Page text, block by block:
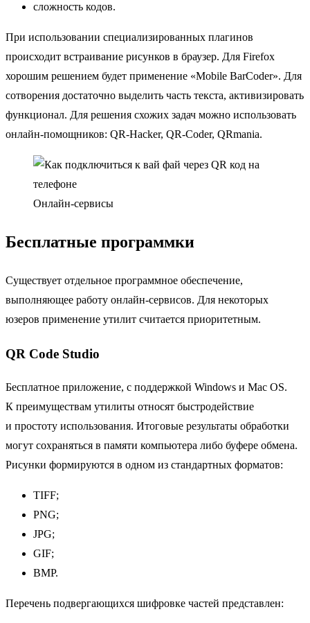
сложность кодов.
При использовании специализированных плагинов
происходит встраивание рисунков в браузер. Для Firefox
хорошим решением будет применение «Mobile BarCoder». Для
сотворения достаточно выделить часть текста, активизировать
функционал. Для решения схожих задач можно использовать
онлайн-помощников: QR-Hacker, QR-Coder, QRmania.
Онлайн-сервисы
Бесплатные программки
Существует отдельное программное обеспечение,
выполняющее работу онлайн-сервисов. Для некоторых
юзеров применение утилит считается приоритетным.
QR Code Studio
Бесплатное приложение, с поддержкой Windows и Mac OS.
К преимуществам утилиты относят быстродействие
и простоту использования. Итоговые результаты обработки
могут сохраняться в памяти компьютера либо буфере обмена.
Рисунки формируются в одном из стандартных форматов:
TIFF;
PNG;
JPG;
GIF;
BMP.
Перечень подвергающихся шифровке частей представлен: